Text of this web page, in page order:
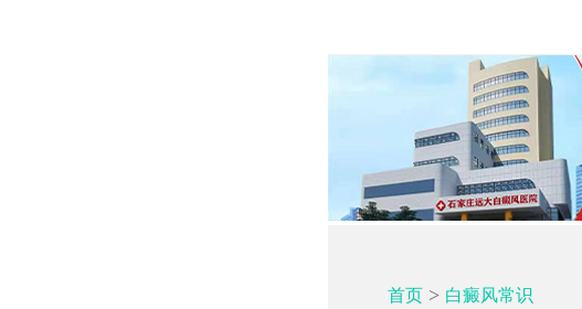
首页> 白癜风常识